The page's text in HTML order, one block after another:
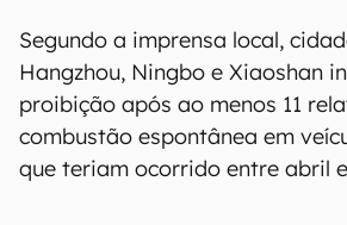
Segundo a imprensa local,
Hangzhou, Ningbo e Xiaoshan
proibição após ao menos 11
combustão espontânea em
que teriam ocorrido entre abril